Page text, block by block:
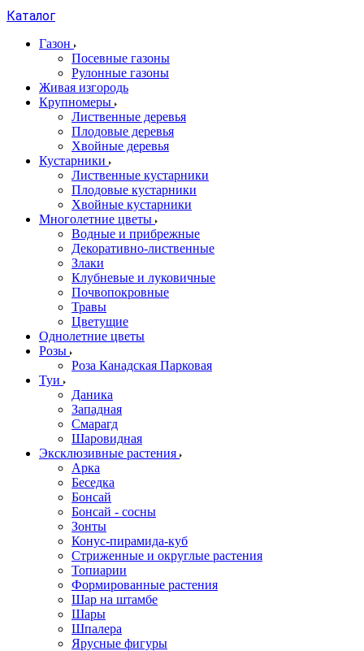
Каталог
Газон
Посевные газоны
Рулонные газоны
Живая изгородь
Крупномеры
Лиственные деревья
Плодовые деревья
Хвойные деревья
Кустарники
Лиственные кустарники
Плодовые кустарники
Хвойные кустарники
Многолетние цветы
Водные и прибрежные
Декоративно-лиственные
Злаки
Клубневые и луковичные
Почвопокровные
Травы
Цветущие
Однолетние цветы
Розы
Роза Канадская Парковая
Туи
Даника
Западная
Смарагд
Шаровидная
Эксклюзивные растения
Арка
Беседка
Бонсай
Бонсай - сосны
Зонты
Конус-пирамида-куб
Стриженные и округлые растения
Топиарии
Формированные растения
Шар на штамбе
Шары
Шпалера
Ярусные фигуры